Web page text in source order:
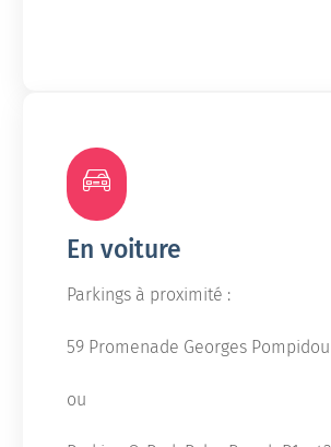
En voiture
Parkings à proximité :
59 Promenade Georges Pompidou
ou